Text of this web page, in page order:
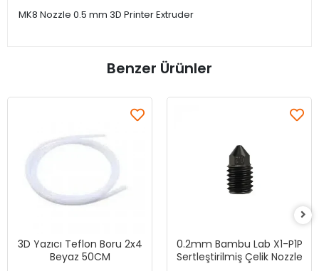
MK8 Nozzle 0.5 mm 3D Printer Extruder
Benzer Ürünler
3D Yazıcı Teflon Boru 2x4
Beyaz 50CM
0.2mm Bambu Lab X1-P1P
Sertleştirilmiş Çelik Nozzle